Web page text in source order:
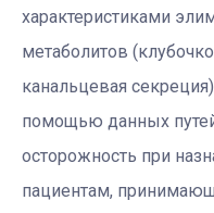
характеристиками
метаболитов
канальцевая
помощью данных
осторожность при
пациентам,